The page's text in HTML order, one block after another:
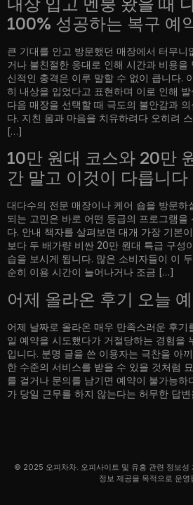
100% 성공하는 복구 예
큰 기대를 안고 방문했던 매장에서 터무니
거나 불친절한 응대로 인해 시간과 비용을
신적인 충격은 이루 말할 수 없이 큽니다.
히 내상을 입었다고 표현하며 이로 인해
다음 매장을 선택할 때 극도의 불안감과
다. 지친 몸과 마음을 치유하려다 오히려
[…]
10만 원대 코스와 20만
간 말고 이것이 다릅니다
대다수의 전문 매장이나 케어 숍을 방문하
되는 고민은 바로 어떤 등급의 프로그램을
다. 안내 책자를 살펴보면 대개 가장 기본
보다 두 배가량 비싼 20만 원대 특급 구성
습을 보시게 됩니다. 많은 소비자들이 이
순히 이용 시간이 늘어나거나 조금 […]
어제 올라온 후기 오늘
어제 날짜로 올라온 매우 만족스러운 후
일 예약을 시도했다가 거절당하는 경험을
입니다. 분명 글을 쓴 이용자는 극찬을 아
한 수준의 서비스를 받을 수 있을 것처럼
를 걸거나 문의를 남기면 예약이 불가능하
가 당일 근무를 하지 않는다는 허무한 답
© 2025 오피차차. 오피사이트 및 유흥 관련 정보성
정보 제공을 목적으로 운영